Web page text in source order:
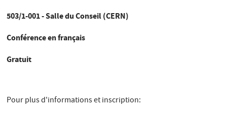
503/1-001 - Salle du Conseil (CERN)
Conférence en français
Gratuit
Pour plus d'informations et inscription: